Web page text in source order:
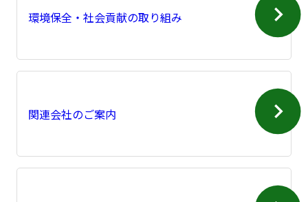
環境保全・社会貢献の取り組み
関連会社のご案内